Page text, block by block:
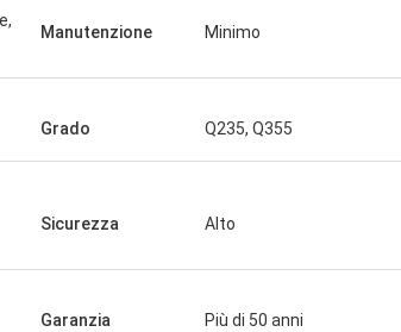
SIG
ricevuto i 8 giorni fa e tutto è
prodotto già nella pianta.
che comunichiamo con voi»
Manutenzione Minimo
Grado Q235, Q355
Sicurezza Alto
Garanzia Più di 50 anni